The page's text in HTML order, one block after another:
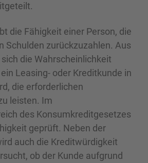
die Fähigkeit einer Person, die
Schulden zurückzuzahlen. Aus
die Wahrscheinlichkeit
Leasing- oder Kreditkunde in
die erforderlichen
leisten. Im
des Konsumkreditgesetzes
geprüft. Neben der
auch die Kreditwürdigkeit
ob der Kunde aufgrund